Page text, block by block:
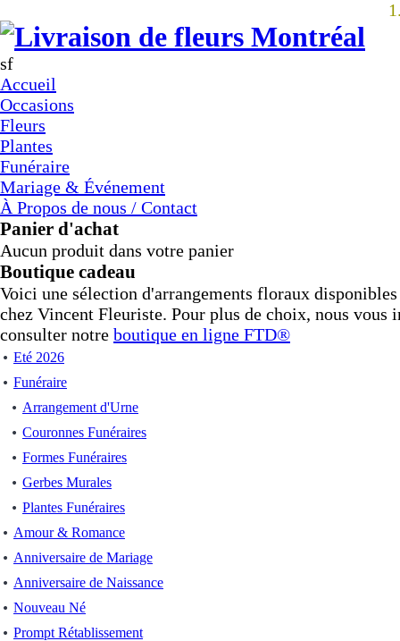
sf
Accueil
Occasions
Fleurs
Plantes
Funéraire
Mariage & Événement
À Propos de nous / Contact
Panier d'achat
Aucun produit dans votre panier
Boutique cadeau
Voici une sélection d'arrangements floraux
chez Vincent Fleuriste. Pour plus de choix, nous vous
consulter notre boutique en ligne FTD®
Eté 2026
Funéraire
Arrangement d'Urne
Couronnes Funéraires
Formes Funéraires
Gerbes Murales
Plantes Funéraires
Amour & Romance
Anniversaire de Mariage
Anniversaire de Naissance
Nouveau Né
Prompt Rétablissement